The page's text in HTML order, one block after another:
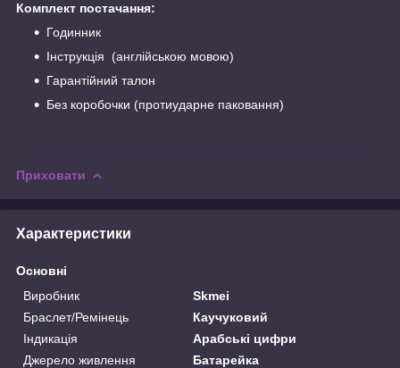
Комплект постачання:
Годинник
Інструкція (англійською мовою)
Гарантійний талон
Без коробочки (протиударне паковання)
Приховати
Характеристики
Основні
Виробник
Skmei
Браслет/Ремінець
Каучуковий
Індикація
Арабські цифри
Джерело живлення
Батарейка